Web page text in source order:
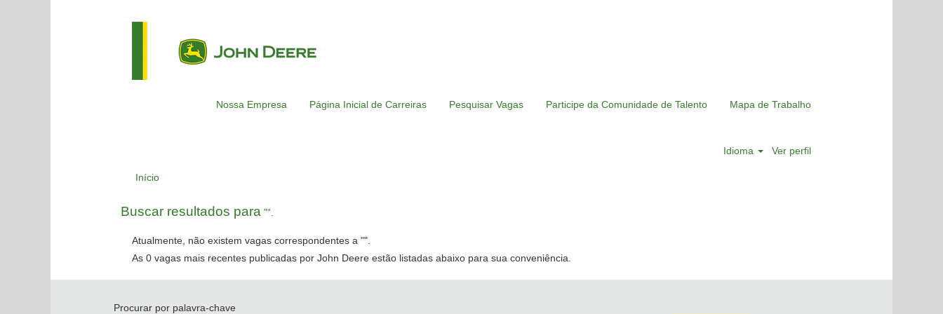
Nossa Empresa Página Inicial de Carreiras Pesquisar Vagas Participe da Comunidade de Talento Mapa de Trabalho
Idioma Ver perfil
Início
Buscar resultados para "".
Atualmente, não existem vagas correspondentes a "".
As 0 vagas mais recentes publicadas por John Deere estão listadas abaixo para sua conveniência.
Procurar por palavra-chave